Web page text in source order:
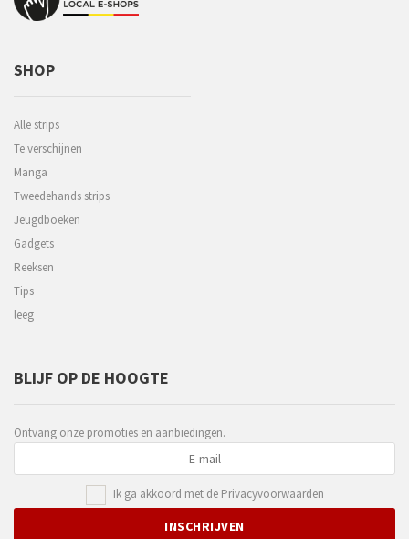
SHOP
Alle strips
Te verschijnen
Manga
Tweedehands strips
Jeugdboeken
Gadgets
Reeksen
Tips
leeg
BLIJF OP DE HOOGTE
Ontvang onze promoties en aanbiedingen.
Ik ga akkoord met de Privacyvoorwaarden